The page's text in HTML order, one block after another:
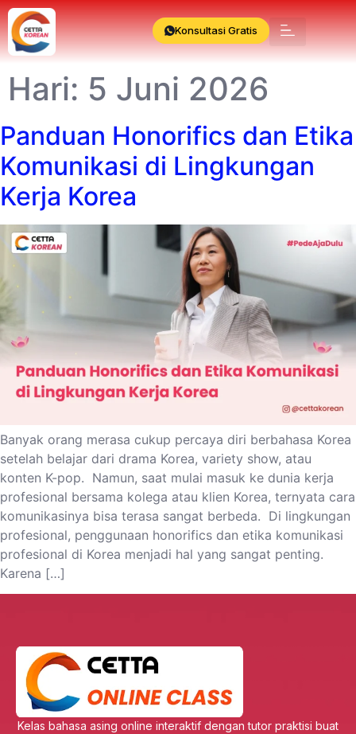
Konsultasi Gratis
Hari: 5 Juni 2026
Panduan Honorifics dan Etika
Komunikasi di Lingkungan
Kerja Korea
Banyak orang merasa cukup percaya diri berbahasa Korea
setelah belajar dari drama Korea, variety show, atau
konten K-pop. Namun, saat mulai masuk ke dunia kerja
profesional bersama kolega atau klien Korea, ternyata cara
komunikasinya bisa terasa sangat berbeda. Di lingkungan
profesional, penggunaan honorifics dan etika komunikasi
profesional di Korea menjadi hal yang sangat penting.
Karena […]
Kelas bahasa asing online interaktif dengan tutor praktisi buat